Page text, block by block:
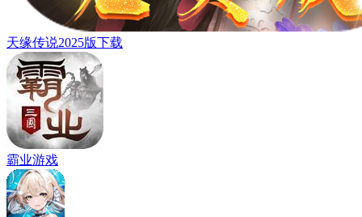
天缘传说2025版下载
霸业游戏